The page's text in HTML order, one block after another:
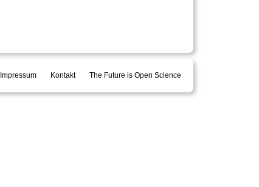
Impressum Kontakt The Future is Open Science